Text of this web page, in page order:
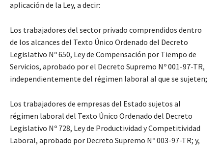
aplicación de la Ley, a decir:
Los trabajadores del sector privado comprendidos dentro
de los alcances del Texto Único Ordenado del Decreto
Legislativo Nº 650, Ley de Compensación por Tiempo de
Servicios, aprobado por el Decreto Supremo Nº 001-97-TR,
independientemente del régimen laboral al que se sujeten;
Los trabajadores de empresas del Estado sujetos al
régimen laboral del Texto Único Ordenado del Decreto
Legislativo Nº 728, Ley de Productividad y Competitividad
Laboral, aprobado por Decreto Supremo Nº 003-97-TR; y,